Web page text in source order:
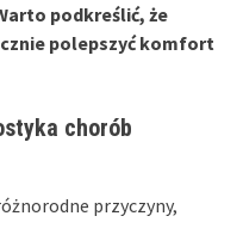
podkreślić, że
polepszyć komfort
chorób
przyczyny,